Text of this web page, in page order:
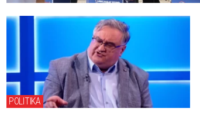
aktivistkinje SNS
POLITIKA